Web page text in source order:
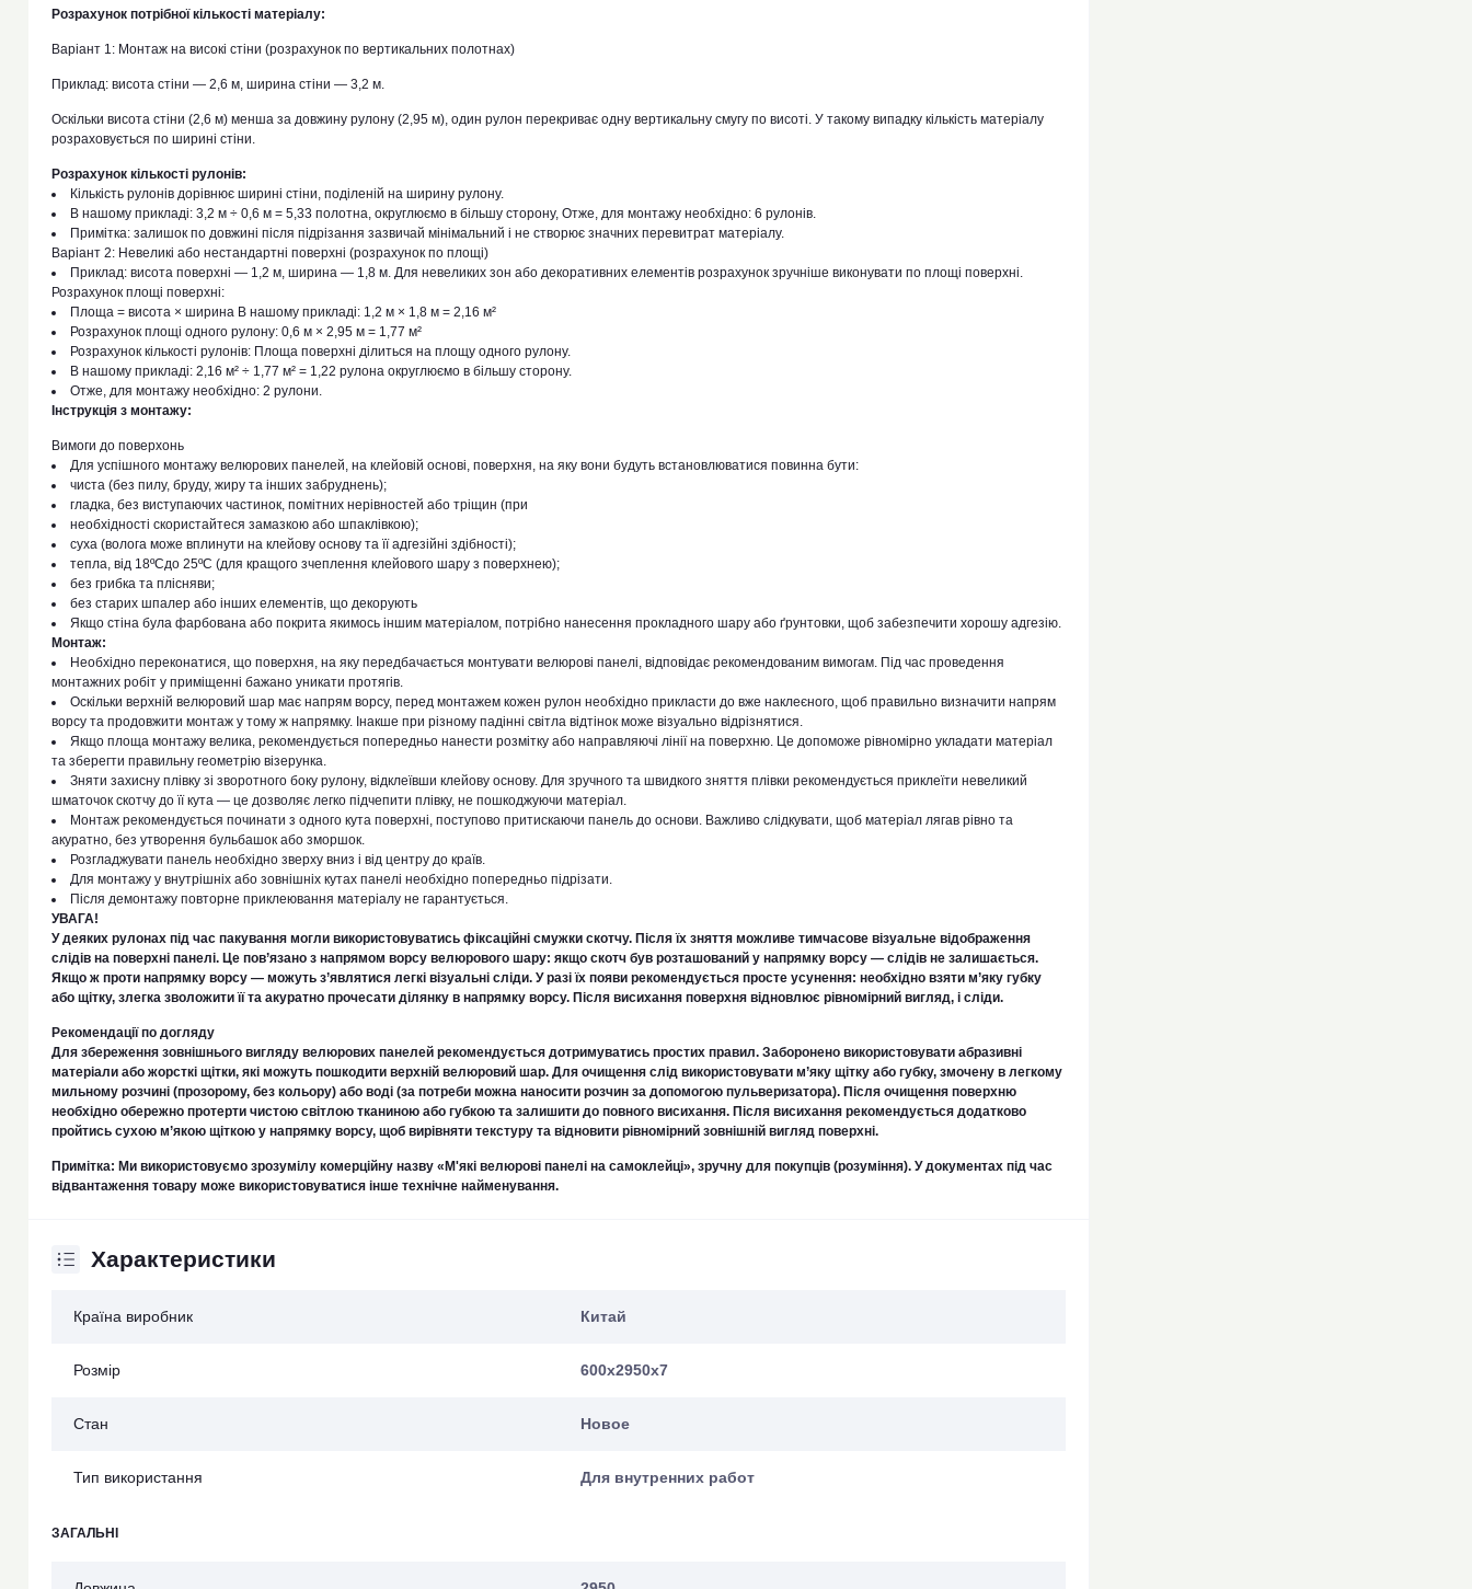
Розрахунок потрібної кількості матеріалу:
Варіант 1: Монтаж на високі стіни (розрахунок по вертикальних полотнах)
Приклад: висота стіни — 2,6 м, ширина стіни — 3,2 м.
Оскільки висота стіни (2,6 м) менша за довжину рулону (2,95 м), один рулон перекриває одну вертикальну смугу по висоті. У такому випадку кількість матеріалу
розраховується по ширині стіни.
Розрахунок кількості рулонів:
Кількість рулонів дорівнює ширині стіни, поділеній на ширину рулону.
В нашому прикладі: 3,2 м ÷ 0,6 м = 5,33 полотна, округлюємо в більшу сторону, Отже, для монтажу необхідно: 6 рулонів.
Примітка: залишок по довжині після підрізання зазвичай мінімальний і не створює значних перевитрат матеріалу.
Варіант 2: Невеликі або нестандартні поверхні (розрахунок по площі)
Приклад: висота поверхні — 1,2 м, ширина — 1,8 м. Для невеликих зон або декоративних елементів розрахунок зручніше виконувати по площі поверхні.
Розрахунок площі поверхні:
Площа = висота × ширина В нашому прикладі: 1,2 м × 1,8 м = 2,16 м²
Розрахунок площі одного рулону: 0,6 м × 2,95 м = 1,77 м²
Розрахунок кількості рулонів: Площа поверхні ділиться на площу одного рулону.
В нашому прикладі: 2,16 м² ÷ 1,77 м² = 1,22 рулона округлюємо в більшу сторону.
Отже, для монтажу необхідно: 2 рулони.
Інструкція з монтажу:
Вимоги до поверхонь
Для успішного монтажу велюрових панелей, на клейовій основі, поверхня, на яку вони будуть встановлюватися повинна бути:
чиста (без пилу, бруду, жиру та інших забруднень);
гладка, без виступаючих частинок, помітних нерівностей або тріщин (при
необхідності скористайтеся замазкою або шпаклівкою);
суха (волога може вплинути на клейову основу та її адгезійні здібності);
тепла, від 18ºСдо 25ºС (для кращого зчеплення клейового шару з поверхнею);
без грибка та плісняви;
без старих шпалер або інших елементів, що декорують
Якщо стіна була фарбована або покрита якимось іншим матеріалом, потрібно нанесення прокладного шару або ґрунтовки, щоб забезпечити хорошу адгезію.
Монтаж:
Необхідно переконатися, що поверхня, на яку передбачається монтувати велюрові панелі, відповідає рекомендованим вимогам. Під час проведення
монтажних робіт у приміщенні бажано уникати протягів.
Оскільки верхній велюровий шар має напрям ворсу, перед монтажем кожен рулон необхідно прикласти до вже наклеєного, щоб правильно визначити напрям
ворсу та продовжити монтаж у тому ж напрямку. Інакше при різному падінні світла відтінок може візуально відрізнятися.
Якщо площа монтажу велика, рекомендується попередньо нанести розмітку або направляючі лінії на поверхню. Це допоможе рівномірно укладати матеріал
та зберегти правильну геометрію візерунка.
Зняти захисну плівку зі зворотного боку рулону, відклеївши клейову основу. Для зручного та швидкого зняття плівки рекомендується приклеїти невеликий
шматочок скотчу до її кута — це дозволяє легко підчепити плівку, не пошкоджуючи матеріал.
Монтаж рекомендується починати з одного кута поверхні, поступово притискаючи панель до основи. Важливо слідкувати, щоб матеріал лягав рівно та
акуратно, без утворення бульбашок або зморшок.
Розгладжувати панель необхідно зверху вниз і від центру до країв.
Для монтажу у внутрішніх або зовнішніх кутах панелі необхідно попередньо підрізати.
Після демонтажу повторне приклеювання матеріалу не гарантується.
УВАГА!
У деяких рулонах під час пакування могли використовуватись фіксаційні смужки скотчу. Після їх зняття можливе тимчасове візуальне відображення
слідів на поверхні панелі. Це пов’язано з напрямом ворсу велюрового шару: якщо скотч був розташований у напрямку ворсу — слідів не залишається.
Якщо ж проти напрямку ворсу — можуть з’являтися легкі візуальні сліди. У разі їх появи рекомендується просте усунення: необхідно взяти м’яку губку
або щітку, злегка зволожити її та акуратно прочесати ділянку в напрямку ворсу. Після висихання поверхня відновлює рівномірний вигляд, і сліди.
Рекомендації по догляду
Для збереження зовнішнього вигляду велюрових панелей рекомендується дотримуватись простих правил. Заборонено використовувати абразивні
матеріали або жорсткі щітки, які можуть пошкодити верхній велюровий шар. Для очищення слід використовувати м’яку щітку або губку, змочену в легкому
мильному розчині (прозорому, без кольору) або воді (за потреби можна наносити розчин за допомогою пульверизатора). Після очищення поверхню
необхідно обережно протерти чистою світлою тканиною або губкою та залишити до повного висихання. Після висихання рекомендується додатково
пройтись сухою м’якою щіткою у напрямку ворсу, щоб вирівняти текстуру та відновити рівномірний зовнішній вигляд поверхні.
Примітка: Ми використовуємо зрозумілу комерційну назву «М'які велюрові панелі на самоклейці», зручну для покупців (розуміння). У документах під час
відвантаження товару може використовуватися інше технічне найменування.
Характеристики
Країна виробник Китай
Розмір 600х2950х7
Стан Новое
Тип використання Для внутренних работ
ЗАГАЛЬНІ